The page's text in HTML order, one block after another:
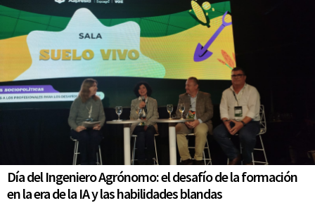
Día del Ingeniero Agrónomo: el desafío de la formación
en la era de la IA y las habilidades blandas